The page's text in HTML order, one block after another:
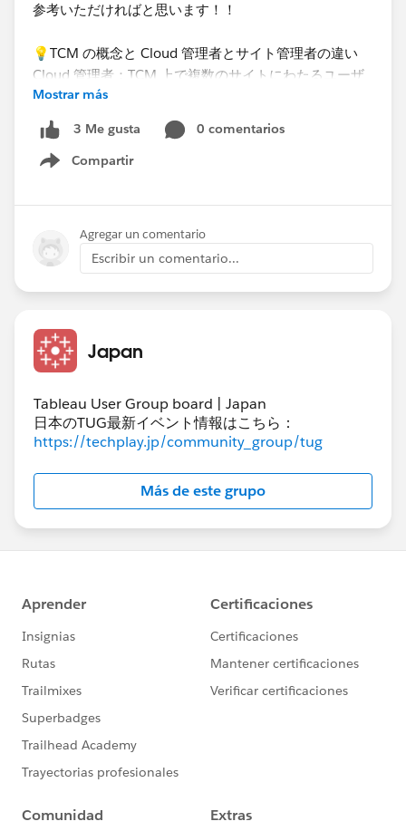
参考いただければと思います！！
💡TCM の概念と Cloud 管理者とサイト管理者の違い
Cloud 管理者：TCM 上で複数のサイトにわたるユーザ
ー管理、ライセンスの監視、サイトの作成を行うユーザ
ーです。TCM のリリースに伴って、追加されたユーザ
ー権限となります。
サイト管理者：Tableau Cloud サイト上ですべての操作
Cloud 管理者は各サイトの上位レイヤーとして位置づけ
られている TCM (通称；テナント)にて、すべてのサイ
ト、ユーザー、ライセンスを操作・管理することが可能
です。
サイト管理者は、テナントの下位レイヤーに位置づけら
れる各サイトのプロジェクトやコンテンツ (ワークブッ
します。
ここからは、TCMの機能について紹介します。
一元的な管理インターフェイスを管理者に提供します。
TCM で設定された「Cloud 管理者」は、新規サイトの
作成と既存サイトの編集、ユーザーの管理、複数のサイ
トにわたるライセンスの使用数の監視を、TCM を使用
して 1 つの場所から実行できます。
※「Cloud 管理者」と「サイト管理者」は異なる権限と
Mostrar más
3 Me gusta
0 comentarios
Compartir
Show menu
Agregar un comentario
Escribir un comentario...
Japan
Tableau User Group board | Japan
日本のTUG最新イベント情報はこちら：
https://techplay.jp/community_group/tug
Más de este grupo